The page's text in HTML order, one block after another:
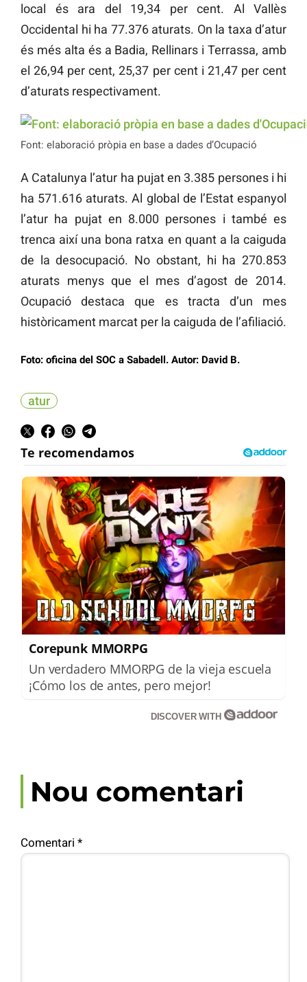
local és ara del 19,34 per cent. Al Vallès
Occidental hi ha 77.376 aturats. On la taxa d’atur
és més alta és a Badia, Rellinars i Terrassa, amb
el 26,94 per cent, 25,37 per cent i 21,47 per cent
d’aturats respectivament.
Font: elaboració pròpia en base a dades d’Ocupació
A Catalunya l’atur ha pujat en 3.385 persones i hi
ha 571.616 aturats. Al global de l’Estat espanyol
l’atur ha pujat en 8.000 persones i també es
trenca així una bona ratxa en quant a la caiguda
de la desocupació. No obstant, hi ha 270.853
aturats menys que el mes d’agost de 2014.
Ocupació destaca que es tracta d’un mes
històricament marcat per la caiguda de l’afiliació.
Foto: oficina del SOC a Sabadell. Autor: David B.
atur
Corepunk MMORPG
Un verdadero MMORPG de la vieja escuela
¡Cómo los de antes, pero mejor!
DISCOVER WITH
Nou comentari
Comentari *